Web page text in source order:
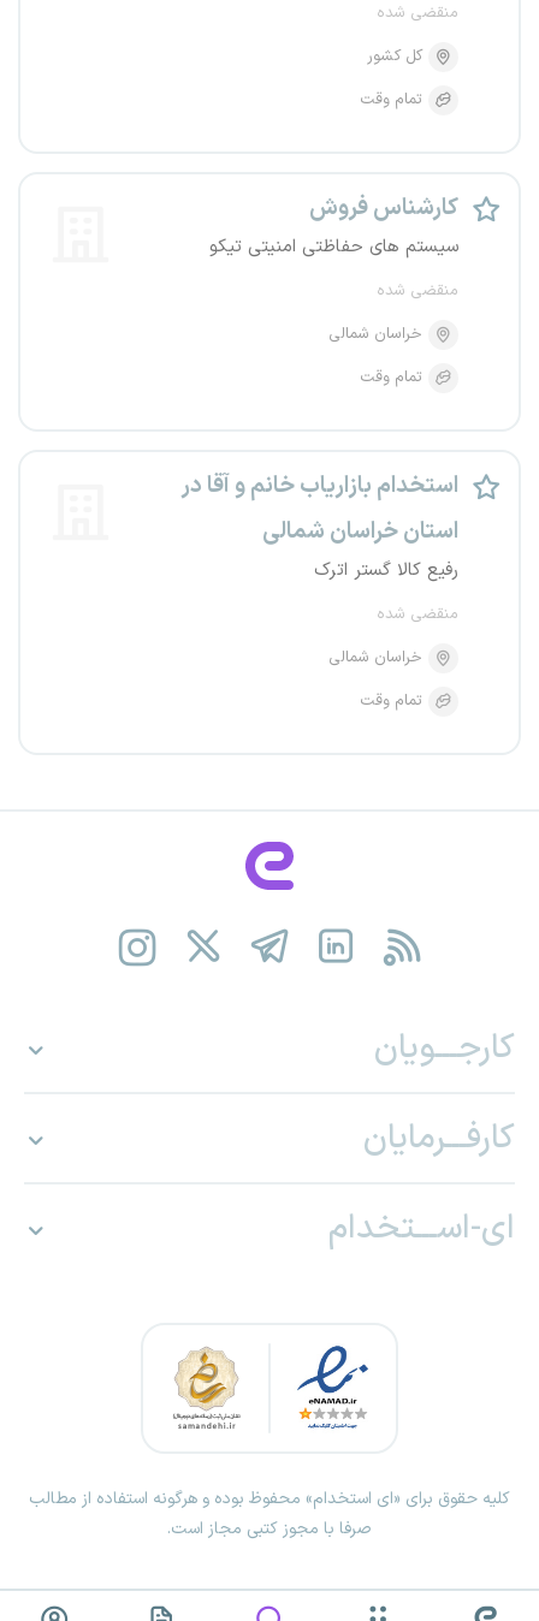
منقضی شده
کل کشور
تمام وقت
کارشناس فروش
سیستم های حفاظتی امنیتی تیکو
منقضی شده
خراسان شمالی
تمام وقت
استخدام بازاریاب خانم و آقا در
استان خراسان شمالی
رفیع کالا گستر اترک
منقضی شده
خراسان شمالی
تمام وقت
کارجـــویان
کارفـــرمایان
ای-اســـتخدام
کلیه حقوق برای «ای استخدام» محفوظ بوده و هرگونه استفاده از مطالب
صرفا با مجوز کتبی مجاز است.